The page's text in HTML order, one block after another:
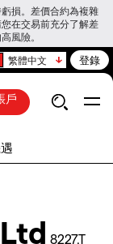
損。差價合約為複雜
在交易前充分了解差
風險。
繁體中文 登錄
戶
8227.T